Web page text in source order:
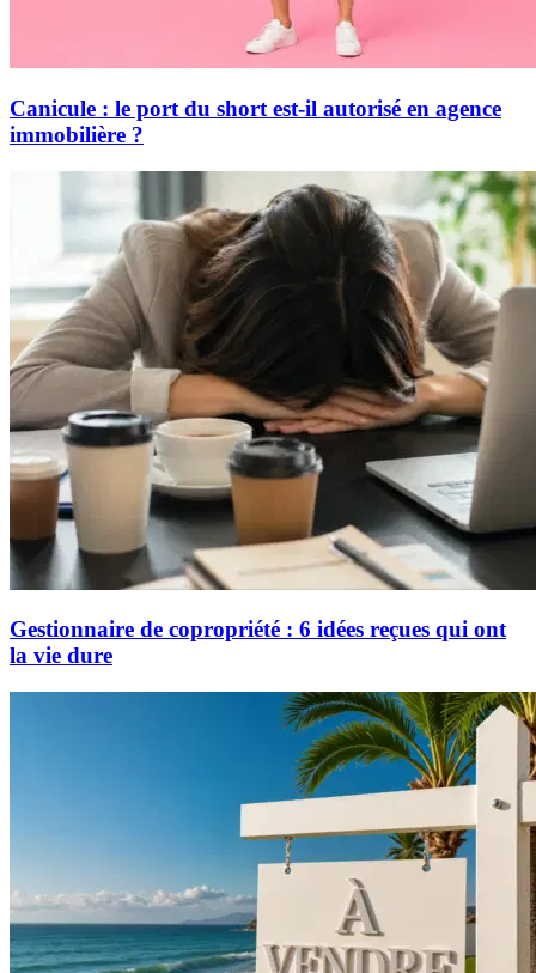
Canicule : le port du short est-il autorisé en agence
immobilière ?
Gestionnaire de copropriété : 6 idées reçues qui ont
la vie dure